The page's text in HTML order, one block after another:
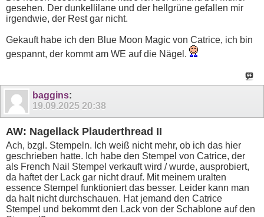
gesehen. Der dunkellilane und der hellgrüne gefallen mir
irgendwie, der Rest gar nicht.
Gekauft habe ich den Blue Moon Magic von Catrice, ich bin
gespannt, der kommt am WE auf die Nägel.
baggins:
19.09.2025 20:38
AW: Nagellack Plauderthread II
Ach, bzgl. Stempeln. Ich weiß nicht mehr, ob ich das hier
geschrieben hatte. Ich habe den Stempel von Catrice, der
als French Nail Stempel verkauft wird / wurde, ausprobiert,
da haftet der Lack gar nicht drauf. Mit meinem uralten
essence Stempel funktioniert das besser. Leider kann man
da halt nicht durchschauen. Hat jemand den Catrice
Stempel und bekommt den Lack von der Schablone auf den